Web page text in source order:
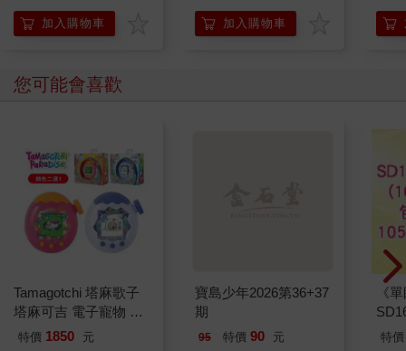
加入購物車 加入購物車
您可能會喜歡
Tamagotchi 塔麻歌子
塔麻可吉 電子寵物 樂
園系列（熱帶橙果／極
特價 1850 元
寶島少年2026第36+37
期
95 特價 90 元
《
特價